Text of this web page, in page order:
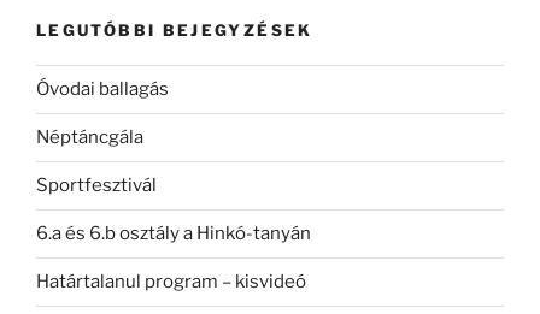
LEGUTÓBBI BEJEGYZÉSEK
Óvodai ballagás
Néptáncgála
Sportfesztivál
6.a és 6.b osztály a Hinkó-tanyán
Határtalanul program – kisvideó